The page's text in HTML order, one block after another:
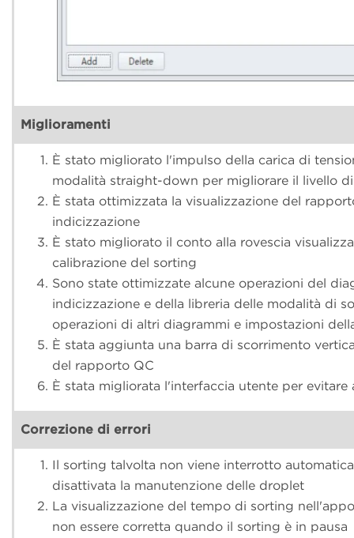
Miglioramenti
È stato migliorato l'impulso della carica di
modalità straight-down per migliorare il livello
È stata ottimizzata la visualizzazione del
indicizzazione
È stato migliorato il conto alla rovescia
calibrazione del sorting
Sono state ottimizzate alcune operazioni del
indicizzazione e della libreria delle modalità di
operazioni di altri diagrammi e impostazioni
È stata aggiunta una barra di scorrimento
del rapporto QC
È stata migliorata l'interfaccia utente per
Correzione di errori
Il sorting talvolta non viene interrotto
disattivata la manutenzione delle droplet
La visualizzazione del tempo di sorting
non essere corretta quando il sorting è in pausa